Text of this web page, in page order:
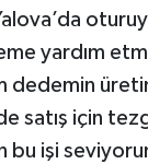
yardım
dedemin
satış için
bu işi